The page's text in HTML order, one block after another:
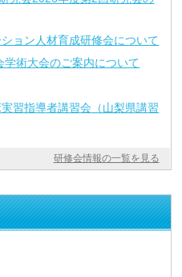
ョン人材育成研修会について
術大会のご案内について
習指導者講習会（山梨県講習
研修会情報の一覧を見る